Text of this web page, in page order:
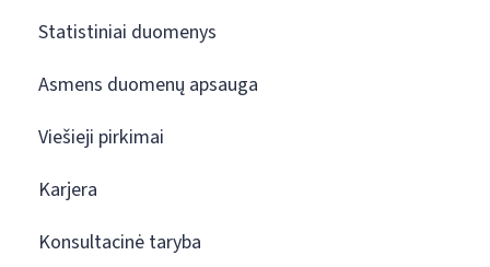
Statistiniai duomenys
Asmens duomenų apsauga
Viešieji pirkimai
Karjera
Konsultacinė taryba